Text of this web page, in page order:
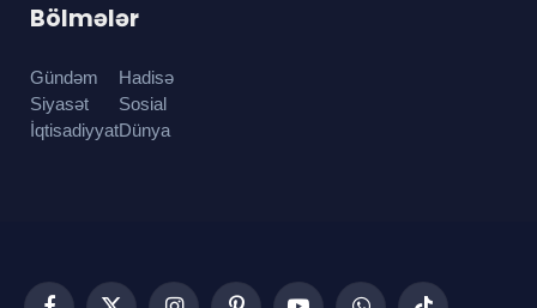
Bölmələr
Gündəm
Siyasət
İqtisadiyyat
Hadisə
Sosial
Dünya